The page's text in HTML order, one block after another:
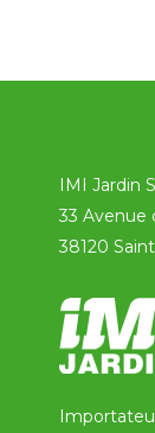
IMI Jardin
33 Avenue
38120